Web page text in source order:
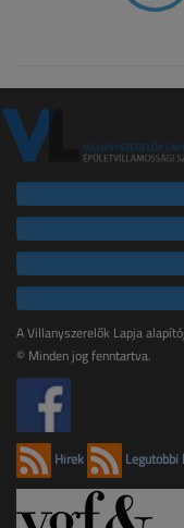
A Villanyszerelők Lapja
© Minden jog fenntartva.
Hírek Legutóbbi